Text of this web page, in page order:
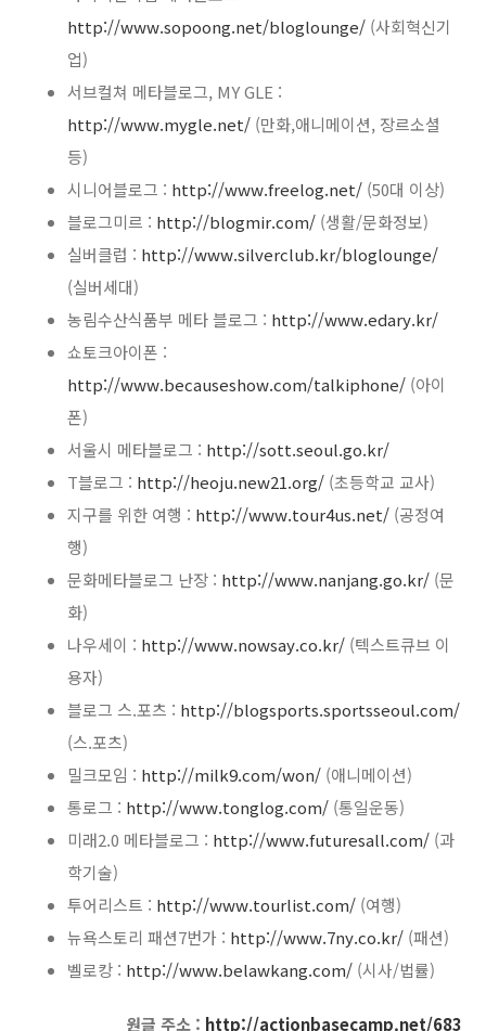
http://www.sopoong.net/bloglounge/ (사회혁신기
업)
서브컬쳐 메타블로그, MY GLE :
http://www.mygle.net/ (만화,애니메이션, 장르소셜
등)
시니어블로그 : http://www.freelog.net/ (50대 이상)
블로그미르 : http://blogmir.com/ (생활/문화정보)
실버클럽 : http://www.silverclub.kr/bloglounge/
(실버세대)
농림수산식품부 메타 블로그 : http://www.edary.kr/
쇼토크아이폰 :
http://www.becauseshow.com/talkiphone/ (아이
폰)
서울시 메타블로그 : http://sott.seoul.go.kr/
T블로그 : http://heoju.new21.org/ (초등학교 교사)
지구를 위한 여행 : http://www.tour4us.net/ (공정여
행)
문화메타블로그 난장 : http://www.nanjang.go.kr/ (문
화)
나우세이 : http://www.nowsay.co.kr/ (텍스트큐브 이
용자)
블로그 스.포츠 : http://blogsports.sportsseoul.com/
(스.포츠)
밀크모임 : http://milk9.com/won/ (애니메이션)
통로그 : http://www.tonglog.com/ (통일운동)
미래2.0 메타블로그 : http://www.futuresall.com/ (과
학기술)
투어리스트 : http://www.tourlist.com/ (여행)
뉴욕스토리 패션7번가 : http://www.7ny.co.kr/ (패션)
벨로캉 : http://www.belawkang.com/ (시사/법률)
원글 주소 : http://actionbasecamp.net/683